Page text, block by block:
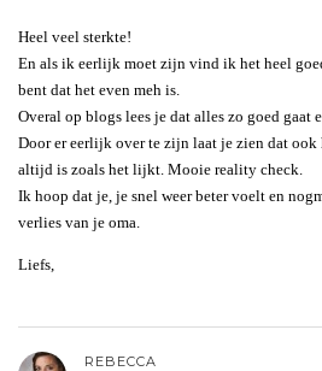
Heel veel sterkte!
En als ik eerlijk moet zijn vind ik het heel
bent dat het even meh is.
Overal op blogs lees je dat alles zo goed gaat
Door er eerlijk over te zijn laat je zien dat
altijd is zoals het lijkt. Mooie reality check.
Ik hoop dat je, je snel weer beter voelt en
verlies van je oma.
Liefs,
REBECCA